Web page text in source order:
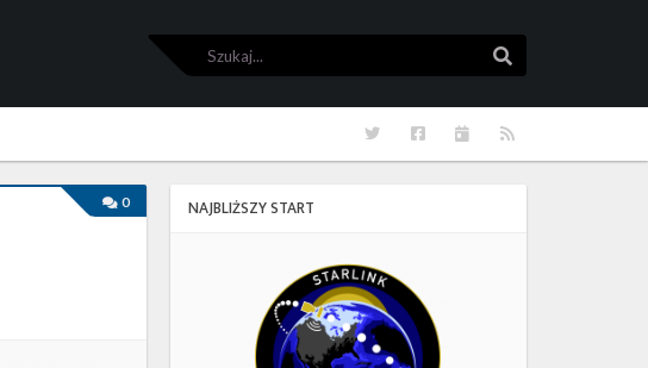
Szukaj
RSS
Kalendarze
Facebook
Twitter
0 NAJBLIŻSZY START